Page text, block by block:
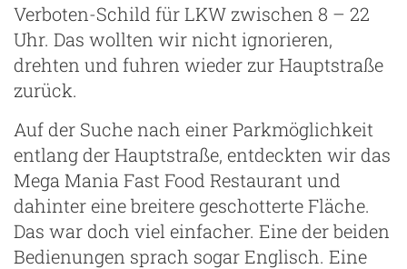
Verboten-Schild für LKW zwischen 8 – 22
Uhr. Das wollten wir nicht ignorieren,
drehten und fuhren wieder zur Hauptstraße
zurück.
Auf der Suche nach einer Parkmöglichkeit
entlang der Hauptstraße, entdeckten wir das
Mega Mania Fast Food Restaurant und
dahinter eine breitere geschotterte Fläche.
Das war doch viel einfacher. Eine der beiden
Bedienungen sprach sogar Englisch. Eine